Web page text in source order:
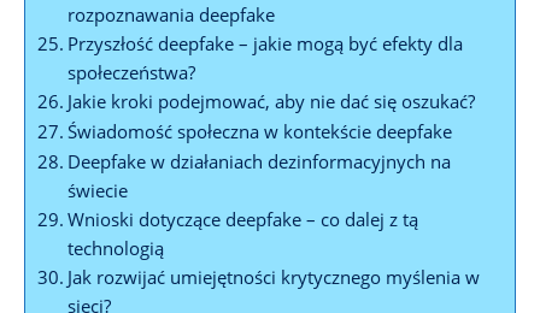
rozpoznawania deepfake
Przyszłość deepfake – jakie mogą być efekty ​dla
społeczeństwa?
Jakie kroki​ podejmować, ​aby nie dać się oszukać?
Świadomość ⁣społeczna ​w kontekście⁢ deepfake
Deepfake ​w działaniach dezinformacyjnych ​na
świecie
Wnioski dotyczące‍ deepfake – co dalej z tą
technologią
Jak rozwijać umiejętności krytycznego myślenia w
sieci?